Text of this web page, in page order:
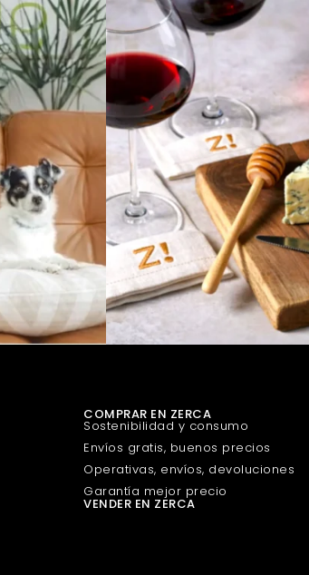
COMPRAR EN ZERCA
Sostenibilidad y consumo
Envíos gratis, buenos precios
Operativas, envíos, devoluciones
Garantía mejor precio
VENDER EN ZERCA